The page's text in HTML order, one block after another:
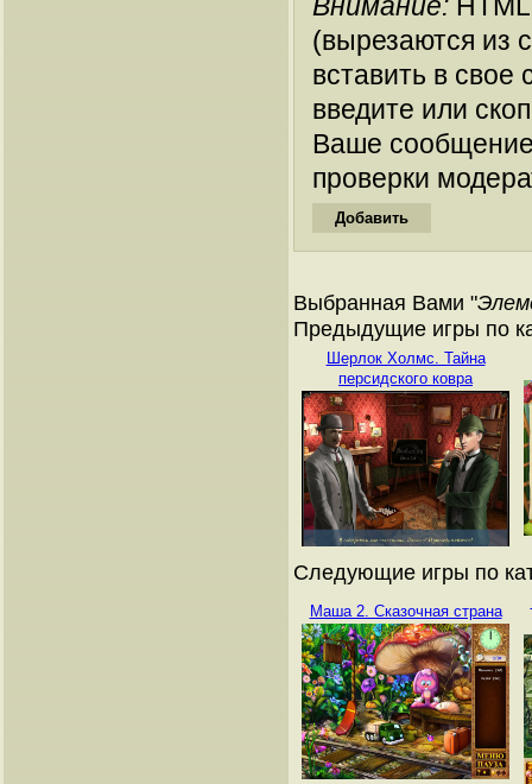
(вырезаются из
вставить в
введите или
Ваше
проверки
Выбранная Вами "
Предыдущие игры по
Шерлок Холмс. Тайна
персидского ковра
Следующие игры по
Маша 2. Сказочная страна